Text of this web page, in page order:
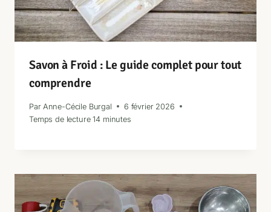
Savon à Froid : Le guide complet pour tout
comprendre
Par Anne-Cécile Burgal
6 février 2026
Temps de lecture14 minutes